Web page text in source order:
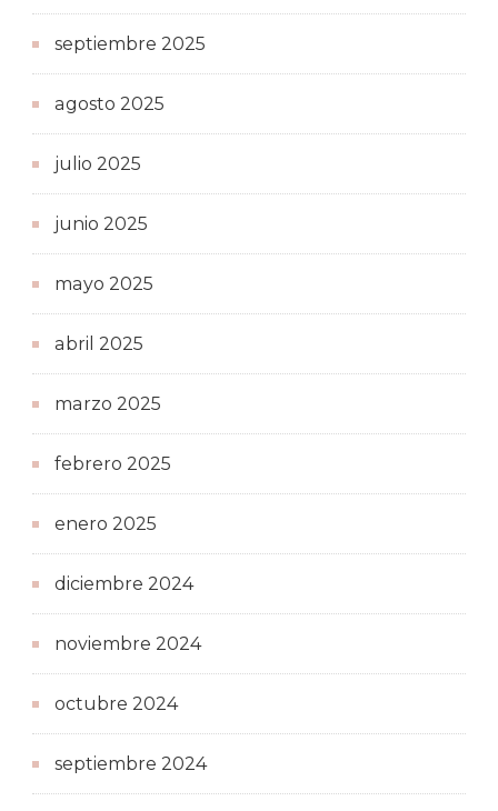
septiembre 2025
agosto 2025
julio 2025
junio 2025
mayo 2025
abril 2025
marzo 2025
febrero 2025
enero 2025
diciembre 2024
noviembre 2024
octubre 2024
septiembre 2024